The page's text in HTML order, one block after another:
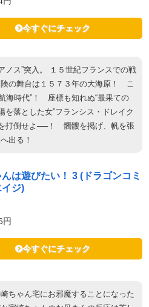
今すぐにチェック
ノス”突入。 １５世紀フランスでの戦
の舞台は１５７３年の大海原！ こ
海時代”！ 座標も知れぬ“最果ての
を落とした女”フランシス・ドレイク
打倒せよ──！ 髑髏を掲げ、帆を張
出る！
は遊びたい！ 3 (ドラゴンコミ
イジ)
円
今すぐにチェック
ちゃん宅にお邪魔することになった